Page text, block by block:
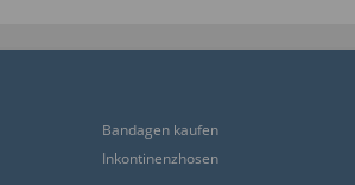
Bandagen kaufen
Inkontinenzhosen